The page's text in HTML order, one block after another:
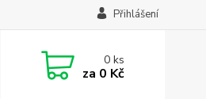
Přihlášení
0ks
za 0 Kč